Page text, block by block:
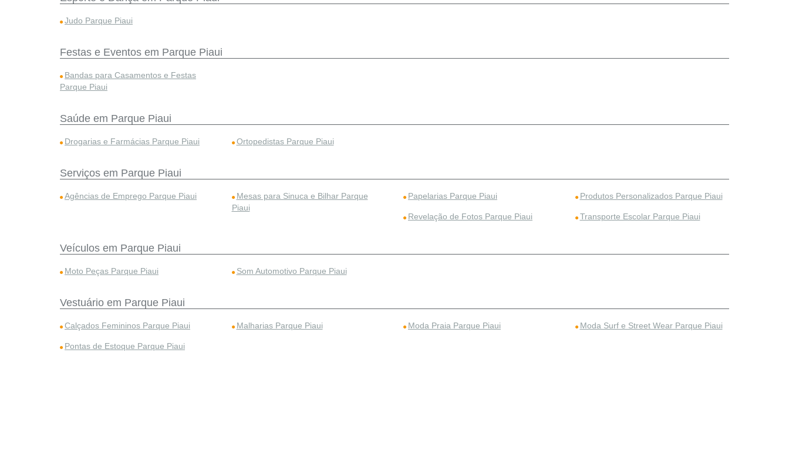
Judo Parque Piaui
Festas e Eventos em Parque Piaui
Bandas para Casamentos e Festas
Parque Piaui
Saúde em Parque Piaui
Drogarias e Farmácias Parque Piaui Ortopedistas Parque Piaui
Serviços em Parque Piaui
Agências de Emprego Parque Piaui
Mesas para Sinuca e Bilhar Parque
Piaui
Papelarias Parque Piaui Produtos Personalizados Parque Piaui
Revelação de Fotos Parque Piaui Transporte Escolar Parque Piaui
Veículos em Parque Piaui
Moto Peças Parque Piaui Som Automotivo Parque Piaui
Vestuário em Parque Piaui
Calçados Femininos Parque Piaui Malharias Parque Piaui Moda Praia Parque Piaui Moda Surf e Street Wear Parque Piaui
Pontas de Estoque Parque Piaui